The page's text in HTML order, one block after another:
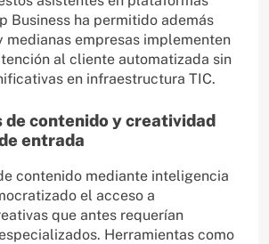
Business ha permitido además
medianas empresas implementen
al cliente automatizada sin
en infraestructura TIC.
de contenido y creatividad
entrada
contenido mediante inteligencia
el acceso a
que antes requerían
Herramientas como